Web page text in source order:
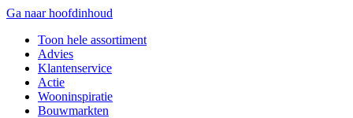
Ga naar hoofdinhoud
Toon hele assortiment
Advies
Klantenservice
Actie
Wooninspiratie
Bouwmarkten